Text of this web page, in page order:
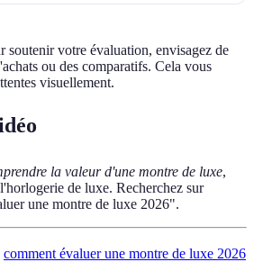
soutenir votre évaluation, envisagez de
ou des comparatifs. Cela vous
visuellement.
la valeur d'une montre de luxe,
de luxe. Recherchez sur
une montre de luxe 2026".
comment évaluer une montre de luxe 2026